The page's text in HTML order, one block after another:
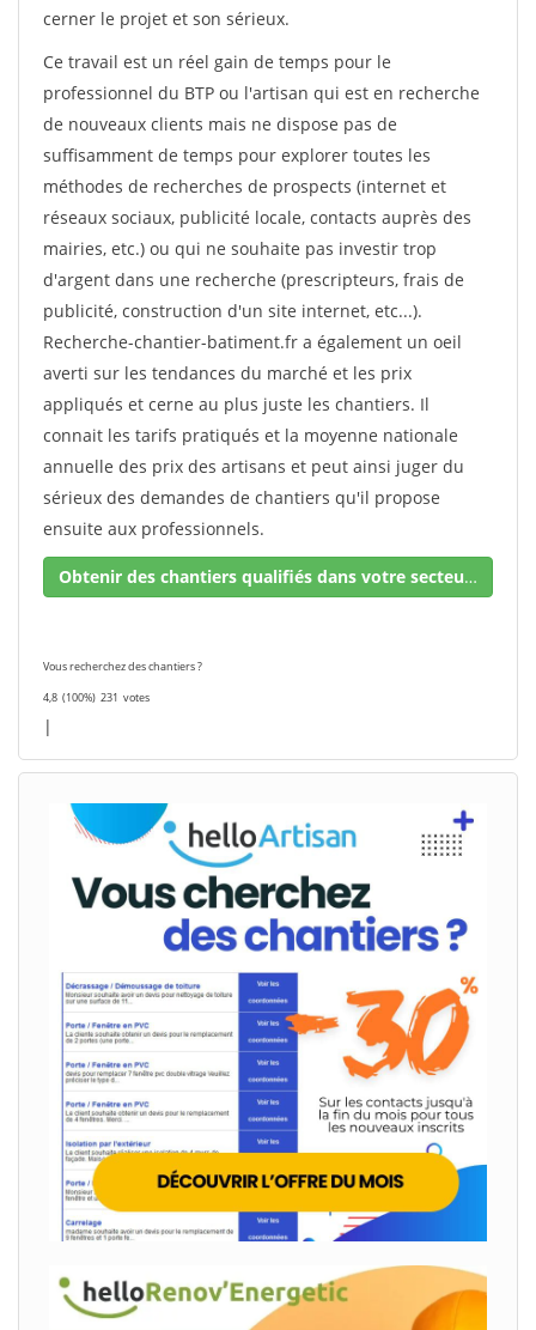
cerner le projet et son sérieux.
Ce travail est un réel gain de temps pour le
professionnel du BTP ou l'artisan qui est en recherche
de nouveaux clients mais ne dispose pas de
suffisamment de temps pour explorer toutes les
méthodes de recherches de prospects (internet et
réseaux sociaux, publicité locale, contacts auprès des
mairies, etc.) ou qui ne souhaite pas investir trop
d'argent dans une recherche (prescripteurs, frais de
publicité, construction d'un site internet, etc...).
Recherche-chantier-batiment.fr a également un oeil
averti sur les tendances du marché et les prix
appliqués et cerne au plus juste les chantiers. Il
connait les tarifs pratiqués et la moyenne nationale
annuelle des prix des artisans et peut ainsi juger du
sérieux des demandes de chantiers qu'il propose
ensuite aux professionnels.
Obtenir des chantiers qualifiés dans votre secteur !
Vous recherchez des chantiers ?
4,8 (100%) 231 votes
|